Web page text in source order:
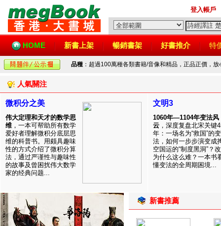
登入帳戶
HOME 新書上架 暢銷書架 好書推介 特
品種 ：超過100萬種各類書籍/音像和精品，正品正價，
人氣關注
微积分之美
伟大定理和天才的数学思
维 ，一本可帮助所有数学
爱好者理解微积分底层思
维的科普书。用颇具趣味
性的方式介绍了微积分算
法，通过严谨性与趣味性
的故事及曾困扰伟大数学
家的经典问题...
文明3
1060年—1104年变法风
云 ，深度复盘北宋关键
年：一场名为“救国”的变
法，如何一步步演变成
空国运的“制度黑洞”？
为什么这么难？一本书
懂变法的全周期困境...
新書推薦